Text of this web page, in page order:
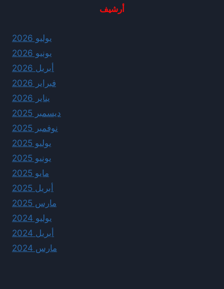
أرشيف
يوليو 2026
يونيو 2026
أبريل 2026
فبراير 2026
يناير 2026
ديسمبر 2025
نوفمبر 2025
يوليو 2025
يونيو 2025
مايو 2025
أبريل 2025
مارس 2025
يوليو 2024
أبريل 2024
مارس 2024